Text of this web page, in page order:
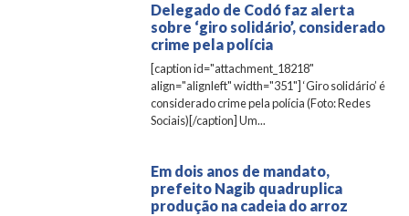
Delegado de Codó faz alerta
sobre ‘giro solidário’, considerado
crime pela polícia
[caption id="attachment_18218"
align="alignleft" width="351"] ‘Giro solidário’ é
considerado crime pela polícia (Foto: Redes
Sociais)[/caption] Um...
Em dois anos de mandato,
prefeito Nagib quadruplica
produção na cadeia do arroz